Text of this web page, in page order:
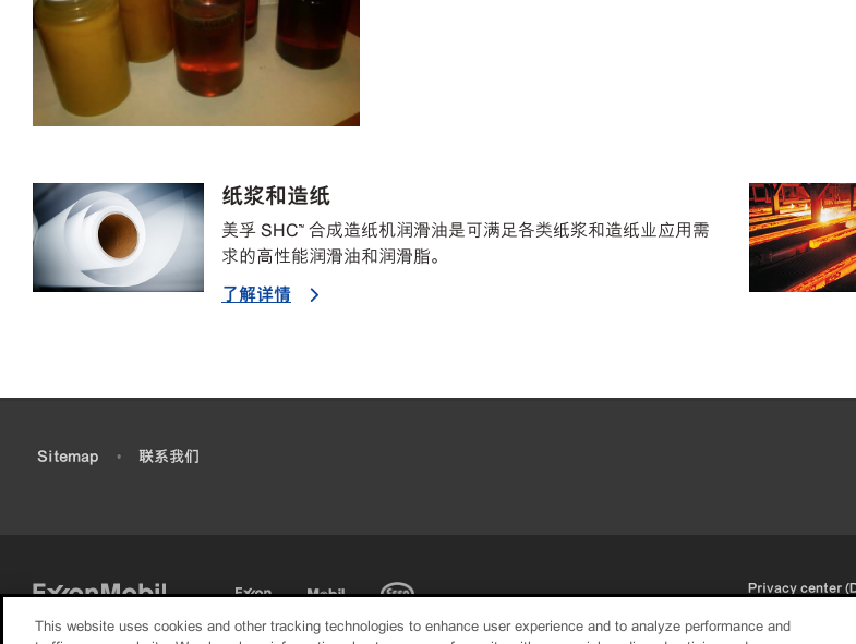
纸浆和造纸
美孚 SHC™ 合成造纸机润滑油是可满足各类纸浆和造纸业应用需
求的高性能润滑油和润滑脂。
了解详情
Sitemap • 联系我们
Privacy center
This website uses cookies and other tracking technologies to enhance user experience and to analyze performance and